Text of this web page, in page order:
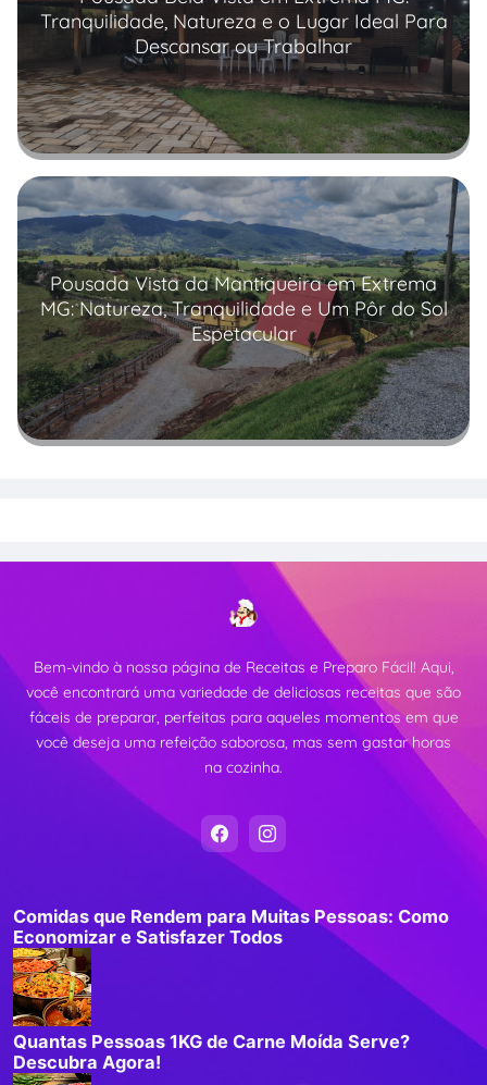
Tranquilidade, Natureza e o Lugar Ideal Para
Descansar ou Trabalhar
Read more
Pousada Vista da Mantiqueira em Extrema
MG: Natureza, Tranquilidade e Um Pôr do Sol
Espetacular
Read more
Bem-vindo à nossa página de Receitas e Preparo Fácil! Aqui,
você encontrará uma variedade de deliciosas receitas que são
fáceis de preparar, perfeitas para aqueles momentos em que
você deseja uma refeição saborosa, mas sem gastar horas
na cozinha.
Comidas que Rendem para Muitas Pessoas: Como
Economizar e Satisfazer Todos
Quantas Pessoas 1KG de Carne Moída Serve?
Descubra Agora!